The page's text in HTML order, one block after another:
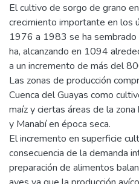
El cultivo de sorgo de grano
crecimiento importante en los
1976 a 1983 se ha
ha, alcanzando en 1094
a un incremento de más del
Las zonas de producción
Cuenca del Guayas como
maíz y ciertas áreas de la
y Manabí en época seca.
El incremento en superficie
consecuencia de la demanda
preparación de alimentos